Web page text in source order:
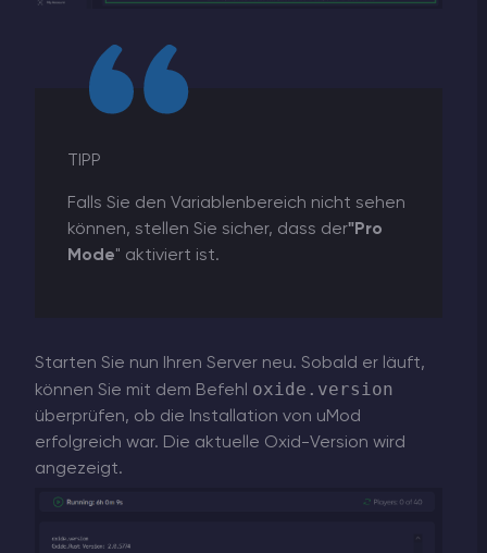
TIPP
Falls Sie den Variablenbereich nicht sehen
können, stellen Sie sicher, dass der"Pro
Mode" aktiviert ist.
Starten Sie nun Ihren Server neu. Sobald er läuft,
können Sie mit dem Befehl oxide.version
überprüfen, ob die Installation von uMod
erfolgreich war. Die aktuelle Oxid-Version wird
angezeigt.